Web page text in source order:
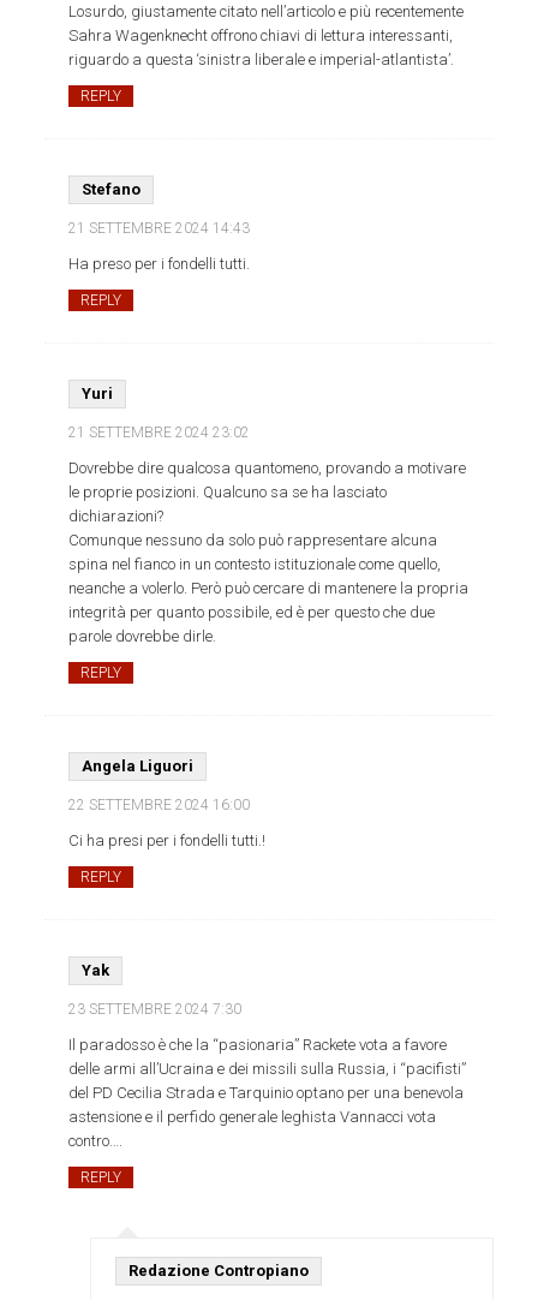
Losurdo, giustamente citato nell’articolo e più recentemente
Sahra Wagenknecht offrono chiavi di lettura interessanti,
riguardo a questa ‘sinistra liberale e imperial-atlantista’.
REPLY
Stefano
21 SETTEMBRE 2024 14:43
Ha preso per i fondelli tutti.
REPLY
Yuri
21 SETTEMBRE 202423:02
Dovrebbe dire qualcosa quantomeno, provando a motivare
le proprie posizioni. Qualcuno sa se ha lasciato
dichiarazioni?
Comunque nessuno da solo può rappresentare alcuna
spina nel fianco in un contesto istituzionale come quello,
neanche a volerlo. Però può cercare di mantenere la propria
integrità per quanto possibile, ed è per questo che due
parole dovrebbe dirle.
REPLY
Angela Liguori
22 SETTEMBRE 2024 16:00
Ci ha presi per i fondelli tutti.!
REPLY
Yak
23 SETTEMBRE 20247:30
Il paradosso è che la “pasionaria” Rackete vota a favore
delle armi all’Ucraina e dei missili sulla Russia, i “pacifisti”
del PD Cecilia Strada e Tarquinio optano per una benevola
astensione e il perfido generale leghista Vannacci vota
contro….
REPLY
Redazione Contropiano